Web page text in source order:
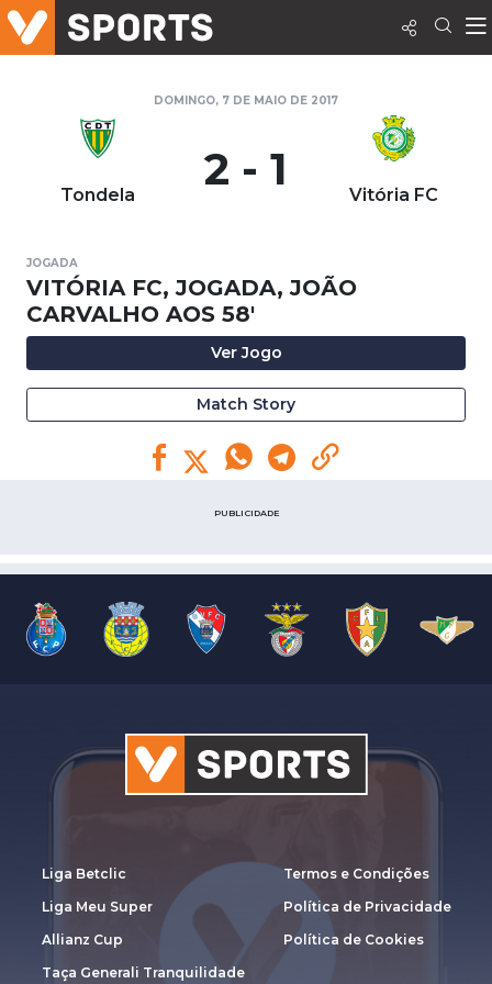
DOMINGO, 7 DE MAIO DE 2017
Tondela 2 - 1 Vitória FC
JOGADA
VITÓRIA FC, JOGADA, JOÃO
CARVALHO AOS 58'
Ver Jogo
Match Story
PUBLICIDADE
Liga Betclic
Liga Meu Super
Allianz Cup
Taça Generali Tranquilidade
Termos e Condições
Política de Privacidade
Política de Cookies